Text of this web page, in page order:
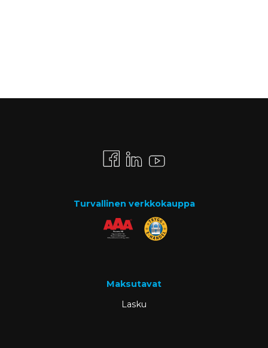
Turvallinen verkkokauppa
Maksutavat
Lasku